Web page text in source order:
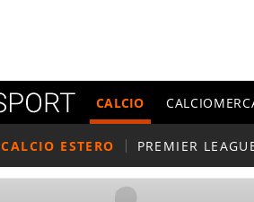
CALCIO
CALCIO ESTERO PREMIER